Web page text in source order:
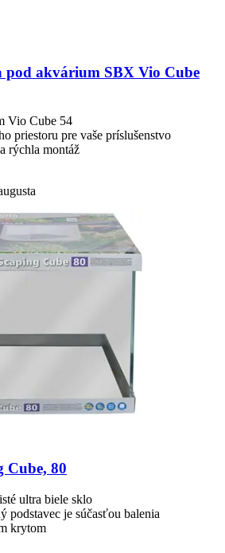
pod akvárium SBX Vio Cube
Vio Cube 54
priestoru pre vaše príslušenstvo
rýchla montáž
Cube, 80
ultra biele sklo
podstavec je súčasťou balenia
krytom